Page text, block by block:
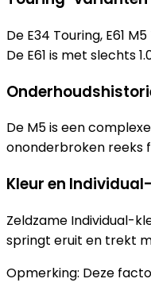
De E34 Touring, E61
De E61 is met slechts
De M5 is een
ononderbroken reeks
Kleur en
Zeldzame Individual-
springt eruit en trekt
Opmerking: Deze